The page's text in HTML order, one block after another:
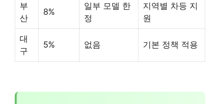
부
산
8%
일부 모델 한
정
지역별 차등 지
원
대
구
5% 없음 기본 정책 적용